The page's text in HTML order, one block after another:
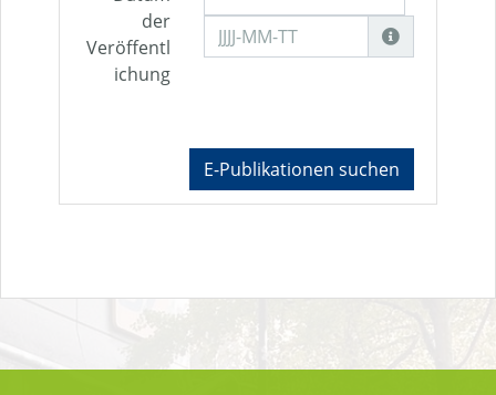
der
Veröffentl
ichung
E-Publikationen suchen